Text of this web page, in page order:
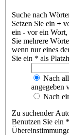
Suche nach
Setzen Sie ein +
ein - vor ein Wort,
Sie mehrere
wenn nur eines
Sie ein * als
Nach
angegeben
Nach
Zu suchender
Benutzen Sie ein